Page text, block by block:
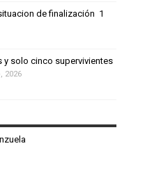
de finalización 1
y solo cinco supervivientes
2026